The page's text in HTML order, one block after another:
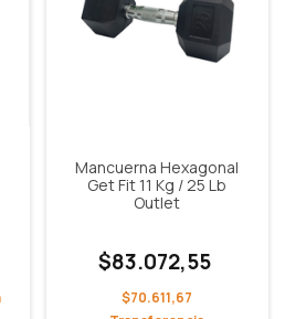
Mancuerna Hexagonal
Get Fit 11 Kg / 25 Lb
Outlet
$83.072,55
$70.611,67